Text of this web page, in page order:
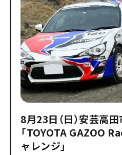
8月23日（日）安芸高田
「TOYOTA GAZOO
ャレンジ」